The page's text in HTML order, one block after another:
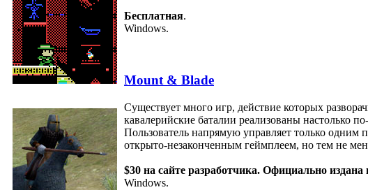
Бесплатная.
Windows.
Mount & Blade
Существует много игр, действие которых
кавалерийские баталии реализованы настолько
Пользователь напрямую управляет только одним
открыто-незаконченным геймплеем, но тем не
$30 на сайте разработчика. Официально
Windows.